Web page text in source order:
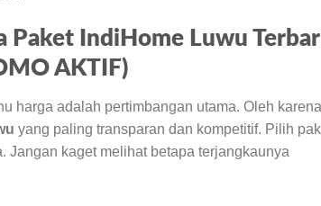
Paket IndiHome Luwu
AKTIF)
harga adalah pertimbangan utama. Oleh karena
yang paling transparan dan kompetitif. Pilih
Jangan kaget melihat betapa terjangkaunya